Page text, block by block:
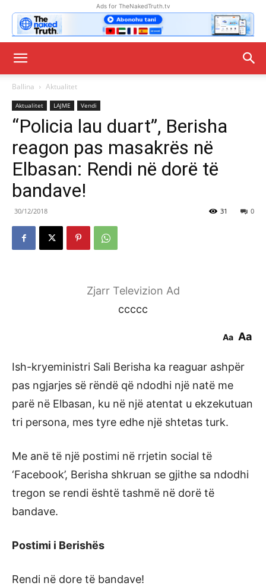
Ads for TheNakedTruth.tv
Ballina Aktualitet
Aktualitet LAJME Vendi
“Policia lau duart”, Berisha
reagon pas masakrës në
Elbasan: Rendi në dorë të
bandave!
30/12/2018 0
31
Zjarr Televizion Ad
ccccc
Aa Aa
Ish-kryeministri Sali Berisha ka reaguar ashpër
pas ngjarjes së rëndë që ndodhi një natë me
parë në Elbasan, ku në një atentat u ekzekutuan
tri persona, mes tyre edhe një shtetas turk.
Me anë të një postimi në rrjetin social të
‘Facebook’, Berisha shkruan se gjithe sa ndodhi
tregon se rendi është tashmë në dorë të
bandave.
Postimi i Berishës
Rendi në dore të bandave!